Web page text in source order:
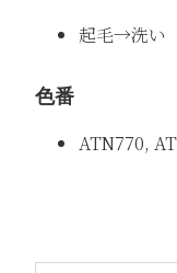
起毛→洗い
色番
ATN770,